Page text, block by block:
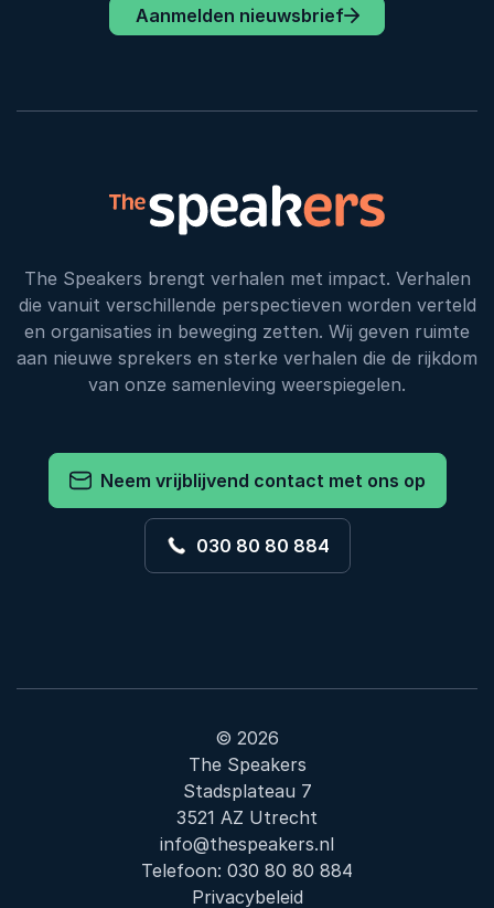
Aanmelden nieuwsbrief
The Speakers brengt verhalen met impact. Verhalen
die vanuit verschillende perspectieven worden verteld
en organisaties in beweging zetten. Wij geven ruimte
aan nieuwe sprekers en sterke verhalen die de rijkdom
van onze samenleving weerspiegelen.
Neem vrijblijvend contact met ons op
030 80 80 884
© 2026
The Speakers
Stadsplateau 7
3521 AZ Utrecht
info@thespeakers.nl
Telefoon: 030 80 80 884
Privacybeleid